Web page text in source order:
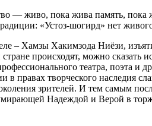
— живо, пока жива память,
«Устоз-шогирд» нет живого
– Хамзы Хакимзода Ниёзи,
происходят, можно
театра, поэта
в правах творческого
зрителей. И тем самым
Надеждой и Верой в